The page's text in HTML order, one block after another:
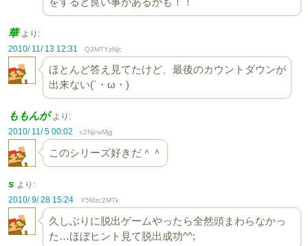
華 より:
2010/ 11/ 13 12:31
Q3MTYzNjc
ほとんど答え見てたけど、最後のカウントダウンが
出来ない(´・ω・)
ももんが より:
2010/ 11/ 5 00:02
c2NjcwMjg
このシリーズ好きだ＾＾
s より:
2010/ 9/ 28 15:24
Y5Mzc2MTk
久しぶりに脱出ゲームやったら全然頭まわらなかっ
た…ほぼヒント見て脱出成功^^;